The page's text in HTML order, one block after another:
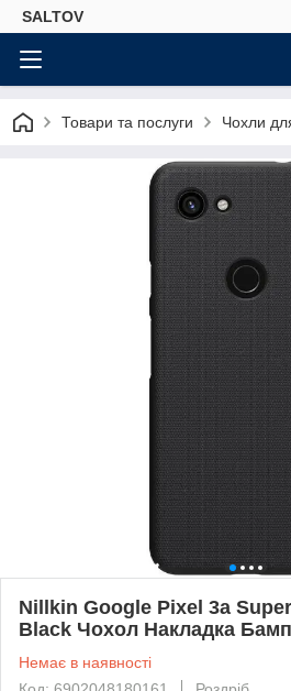
SALTOV
Товари та послуги Чохли
Nillkin Google Pixel 3a
Black Чохол Накладка
Немає в наявності